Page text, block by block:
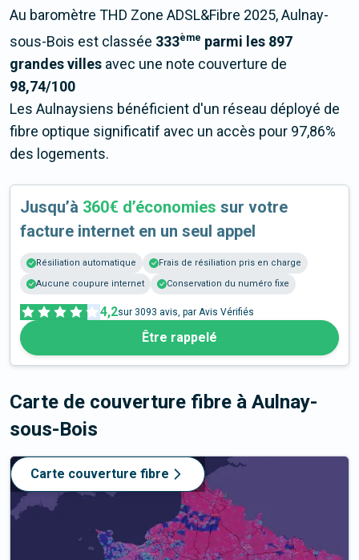
Au baromètre THD Zone ADSL&Fibre 2025, Aulnay-
sous-Bois est classée 333ème parmi les 897
grandes villes avec une note couverture de
98,74/100
Les Aulnaysiens bénéficient d'un réseau déployé de
fibre optique significatif avec un accès pour 97,86%
des logements.
Jusqu’à 360€ d’économies sur votre
facture internet en un seul appel
Résiliation automatique
Frais de résiliation pris en charge
Aucune coupure internet
Conservation du numéro fixe
4,2sur 3093 avis, par Avis Vérifiés
Être rappelé
Carte de couverture fibre à Aulnay-
sous-Bois
Carte couverture fibre